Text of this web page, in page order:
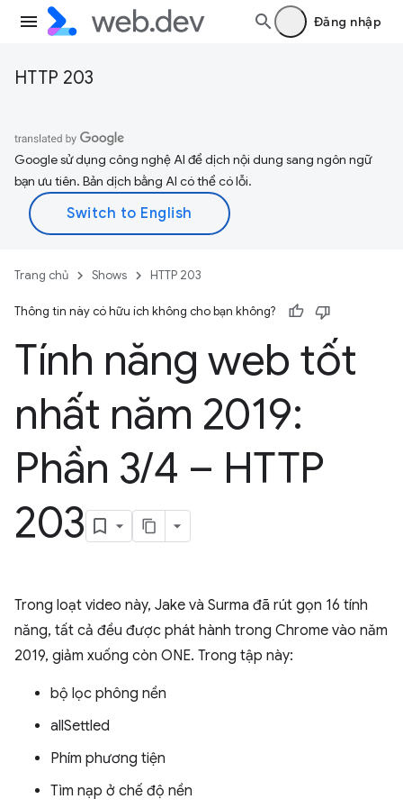
Đăng nhập
HTTP 203
Google sử dụng công nghệ AI để dịch nội dung sang ngôn ngữ
bạn ưu tiên. Bản dịch bằng AI có thể có lỗi.
Trang chủ Shows HTTP 203
Thông tin này có hữu ích không cho bạn không?
Tính năng web tốt
nhất năm 2019:
Phần 3/4 – HTTP
203
Trong loạt video này, Jake và Surma đã rút gọn 16 tính
năng, tất cả đều được phát hành trong Chrome vào năm
2019, giảm xuống còn ONE. Trong tập này:
bộ lọc phông nền
allSettled
Phím phương tiện
Tìm nạp ở chế độ nền